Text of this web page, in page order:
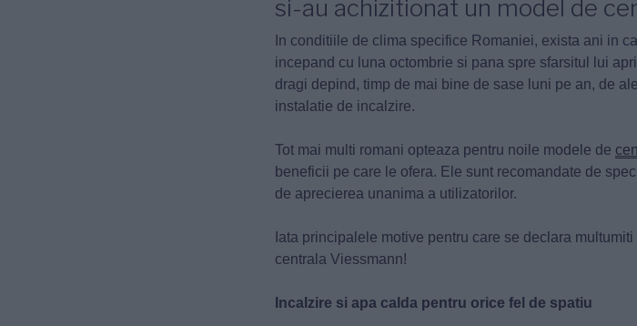
si-au achizitionat un model de
In conditiile de clima specifice Romaniei, exista ani in
incepand cu luna octombrie si pana spre sfarsitul lui
dragi depind, timp de mai bine de sase luni pe an, de
instalatie de incalzire.
Tot mai multi romani opteaza pentru noile modele de
beneficii pe care le ofera. Ele sunt recomandate de
de aprecierea unanima a utilizatorilor.
Iata principalele motive pentru care se declara
centrala Viessmann!
Incalzire si apa calda pentru orice fel de spatiu